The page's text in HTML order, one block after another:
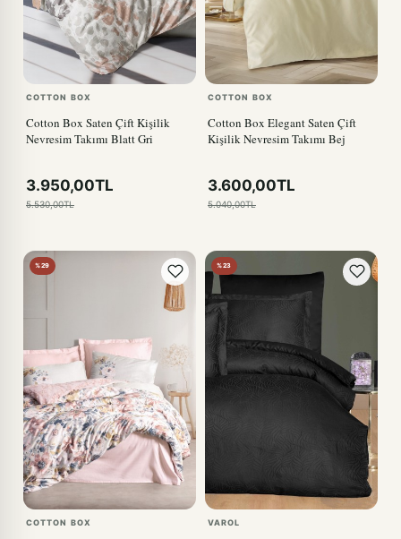
COTTON BOX
Cotton Box Saten Çift Kişilik
Nevresim Takımı Blatt Gri
3.950,00TL
5.530,00TL
COTTON BOX
Cotton Box Elegant Saten Çift
Kişilik Nevresim Takımı Bej
3.600,00TL
5.040,00TL
%29
COTTON BOX
%23
VAROL